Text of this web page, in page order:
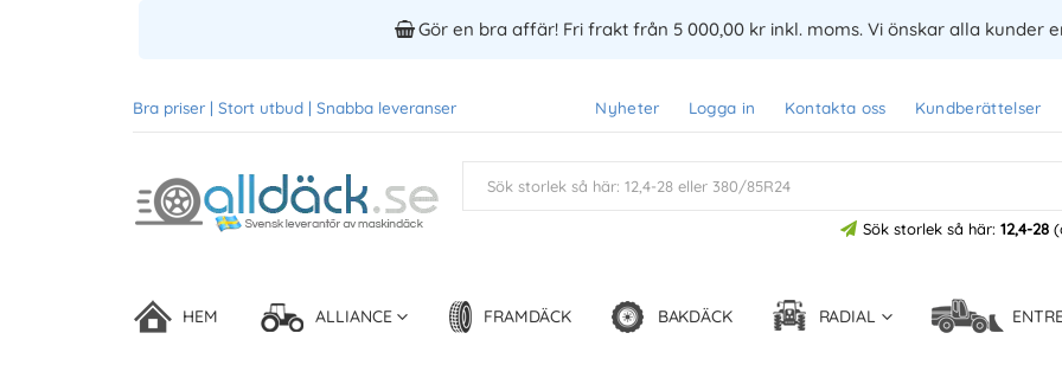
Gör en bra affär! Fri frakt från 5 000,00 kr inkl. moms. Vi önskar alla kunder
Bra priser | Stort utbud | Snabba leveranser Nyheter Logga in Kontakta oss Kundberättelser
Sök storlek så här: 12,4-28
HEM ALLIANCE FRAMDÄCK BAKDÄCK RADIAL